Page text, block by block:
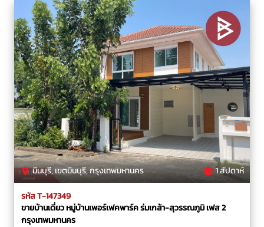
มีนบุรี, เขตมีนบุรี, กรุงเทพมหานคร 1 สัปดาห์
รหัส T-147349
ขายบ้านเดี่ยว หมู่บ้านเพอร์เฟคพาร์ค ร่มเกล้า-สุวรรณภูมิ เฟส 2
กรุงเทพมหานคร